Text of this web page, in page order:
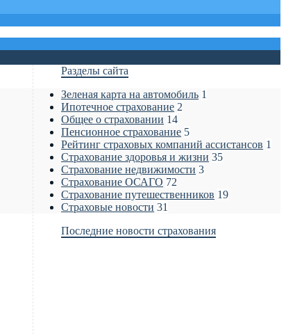
Разделы сайта
Зеленая карта на автомобиль 1
Ипотечное страхование 2
Общее о страховании 14
Пенсионное страхование 5
Рейтинг страховых компаний ассистансов 1
Страхование здоровья и жизни 35
Страхование недвижимости 3
Страхование ОСАГО 72
Страхование путешественников 19
Страховые новости 31
Последние новости страхования